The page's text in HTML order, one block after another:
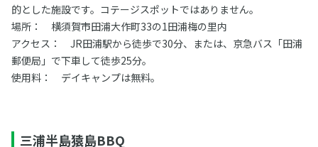
的とした施設です。コテージスポットではありません。
場所： 横須賀市田浦大作町33の1田浦梅の里内
アクセス： JR田浦駅から徒歩で30分、または、京急バス「田浦
郵便局」で下車して徒歩25分。
使用料： デイキャンプは無料。
三浦半島猿島BBQ